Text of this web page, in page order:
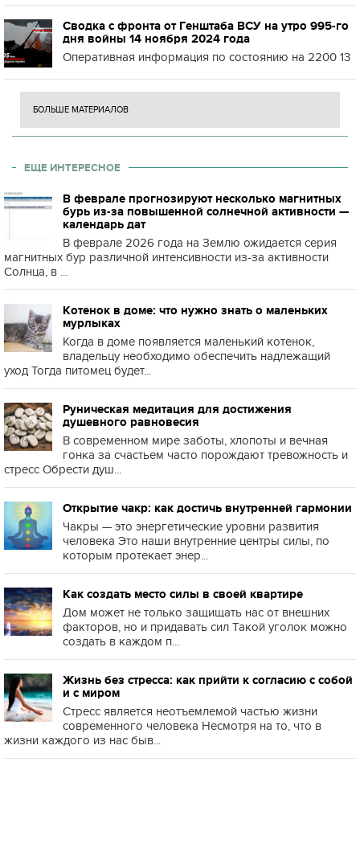
Сводка с фронта от Генштаба ВСУ на утро 995-го
дня войны 14 ноября 2024 года
Оперативная информация по состоянию на 2200 13
БОЛЬШЕ МАТЕРИАЛОВ
ЕЩЕ ИНТЕРЕСНОЕ
В феврале прогнозируют несколько магнитных
бурь из-за повышенной солнечной активности —
календарь дат
В феврале 2026 года на Землю ожидается серия
магнитных бур различной интенсивности из-за активности
Солнца, в ...
Котенок в доме: что нужно знать о маленьких
мурлыках
Когда в доме появляется маленький котенок,
владельцу необходимо обеспечить надлежащий
уход Тогда питомец будет...
Руническая медитация для достижения
душевного равновесия
В современном мире заботы, хлопоты и вечная
гонка за счастьем часто порождают тревожность и
стресс Обрести душ...
Открытие чакр: как достичь внутренней гармонии
Чакры — это энергетические уровни развития
человека Это наши внутренние центры силы, по
которым протекает энер...
Как создать место силы в своей квартире
Дом может не только защищать нас от внешних
факторов, но и придавать сил Такой уголок можно
создать в каждом п...
Жизнь без стресса: как прийти к согласию с собой
и с миром
Стресс является неотъемлемой частью жизни
современного человека Несмотря на то, что в
жизни каждого из нас быв...